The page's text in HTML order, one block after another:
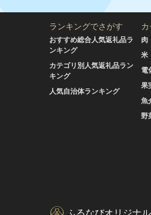
ランキングでさがす
おすすめ総合人気返礼品ラ
ンキング
カテゴリ別人気返礼品ラン
キング
人気自治体ランキング
肉
米
電
果
魚
野